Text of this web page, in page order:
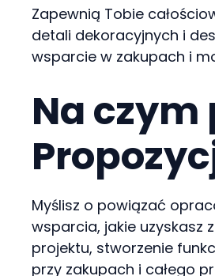
Zapewnią Tobie
detali dekoracyjnych i
wsparcie w zakupach i
Na
Myślisz o powiązać
wsparcia, jakie uzyskasz
projektu, stworzenie
przy zakupach i całego